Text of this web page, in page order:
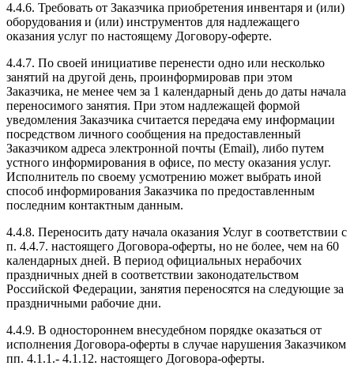
4.4.6. Требовать от Заказчика приобретения инвентаря и (или)
оборудования и (или) инструментов для надлежащего
оказания услуг по настоящему Договору-оферте.
4.4.7. По своей инициативе перенести одно или несколько
занятий на другой день, проинформировав при этом
Заказчика, не менее чем за 1 календарный день до даты начала
переносимого занятия. При этом надлежащей формой
уведомления Заказчика считается передача ему информации
посредством личного сообщения на предоставленный
Заказчиком адреса электронной почты (Email), либо путем
устного информирования в офисе, по месту оказания услуг.
Исполнитель по своему усмотрению может выбрать иной
способ информирования Заказчика по предоставленным
последним контактным данным.
4.4.8. Переносить дату начала оказания Услуг в соответствии с
п. 4.4.7. настоящего Договора-оферты, но не более, чем на 60
календарных дней. В период официальных нерабочих
праздничных дней в соответствии законодательством
Российской Федерации, занятия переносятся на следующие за
праздничными рабочие дни.
4.4.9. В одностороннем внесудебном порядке оказаться от
исполнения Договора-оферты в случае нарушения Заказчиком
пп. 4.1.1.- 4.1.12. настоящего Договора-оферты.